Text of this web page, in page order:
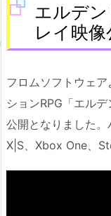
エルデ
レイ映像
フロムソフトウェ
ションRPG「エル
公開となりました
X|S、Xbox One、